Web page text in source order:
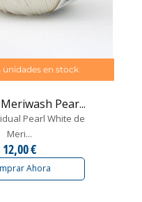
unidades en stock
Pear...
Pearl White de
Meri...
12,00 €
Ahora